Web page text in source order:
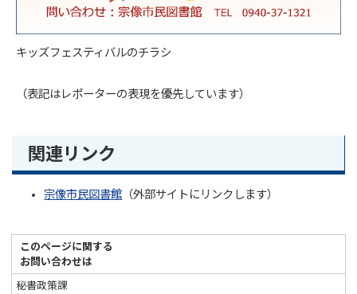
キッズフェスティバルのチラシ
（表記はレポーターの表現を優先しています）
関連リンク
宗像市民図書館 （外部サイトにリンクします）
このページに関する
お問い合わせは
秘書政策課